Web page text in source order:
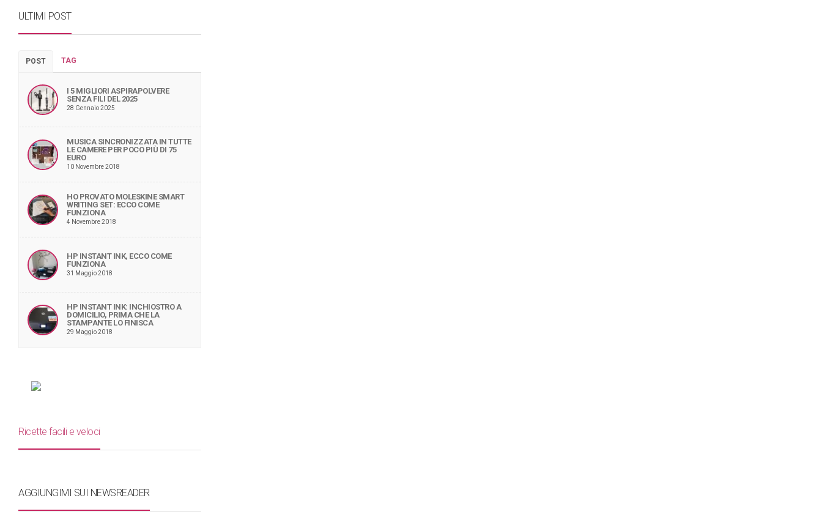
ULTIMI POST
POST TAG
I 5 MIGLIORI ASPIRAPOLVERE
SENZA FILI DEL 2025
28 Gennaio 2025
MUSICA SINCRONIZZATA IN TUTTE
LE CAMERE PER POCO PIÙ DI 75
EURO
10 Novembre 2018
HO PROVATO MOLESKINE SMART
WRITING SET: ECCO COME
FUNZIONA
4 Novembre 2018
HP INSTANT INK, ECCO COME
FUNZIONA
31 Maggio 2018
HP INSTANT INK: INCHIOSTRO A
DOMICILIO, PRIMA CHE LA
STAMPANTE LO FINISCA
29 Maggio 2018
Ricette facili e veloci
AGGIUNGIMI SUI NEWSREADER